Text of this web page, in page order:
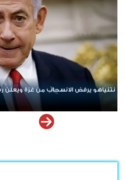
ردا على «خروقات» حزب الله.. إسرائيل